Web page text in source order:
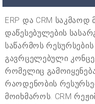
ERP და CRM საკმაოდ
დაწესებულების
საწარმოს
გავრცელებული
რომელიც
რაოდენობის
მოიხმაროს. CRM